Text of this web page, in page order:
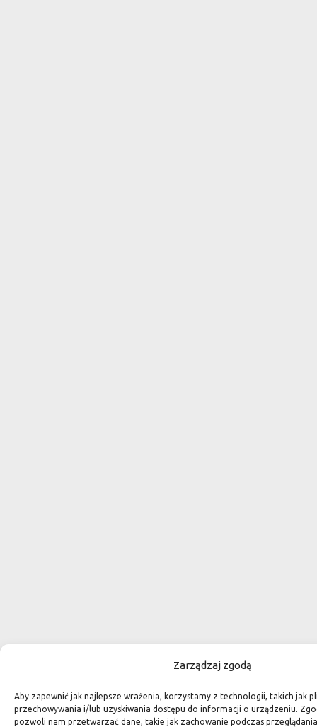
Zarządzaj zgodą
Aby zapewnić jak najlepsze wrażenia, korzystamy z technologii, takich jak
przechowywania i/lub uzyskiwania dostępu do informacji o urządzeniu.
pozwoli nam przetwarzać dane, takie jak zachowanie podczas